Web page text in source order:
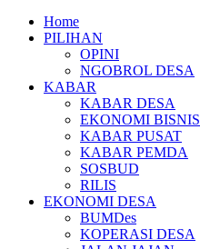
Home
PILIHAN
OPINI
NGOBROL DESA
KABAR
KABAR DESA
EKONOMI BISNIS
KABAR PUSAT
KABAR PEMDA
SOSBUD
RILIS
EKONOMI DESA
BUMDes
KOPERASI DESA